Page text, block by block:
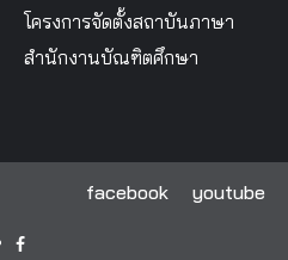
โครงการจัดตั้งสถาบันภาษา
สำนักงานบัณฑิตศึกษา
facebook youtube
facebook